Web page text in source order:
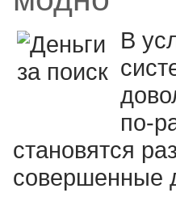
В
по-
становятся
совершенные